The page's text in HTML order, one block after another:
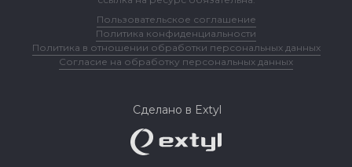
Пользовательское соглашение
Политика конфиденциальности
Политика в отношении обработки персональных данных
Согласие на обработку персональных данных
Сделано в Extyl